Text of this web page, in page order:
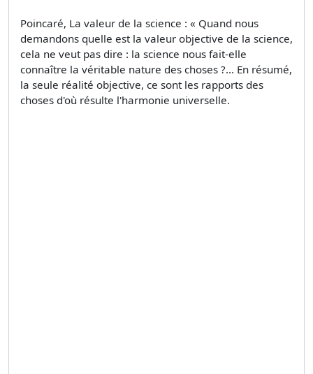
Poincaré, La valeur de la science : « Quand nous
demandons quelle est la valeur objective de la science,
cela ne veut pas dire : la science nous fait-elle
connaître la véritable nature des choses ?... En résumé,
la seule réalité objective, ce sont les rapports des
choses d'où résulte l'harmonie universelle.